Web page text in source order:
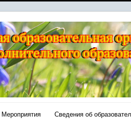
Мероприятия
Сведения об